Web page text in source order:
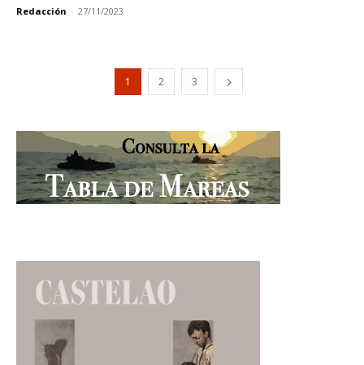
Redacción - 27/11/2023
1 2 3